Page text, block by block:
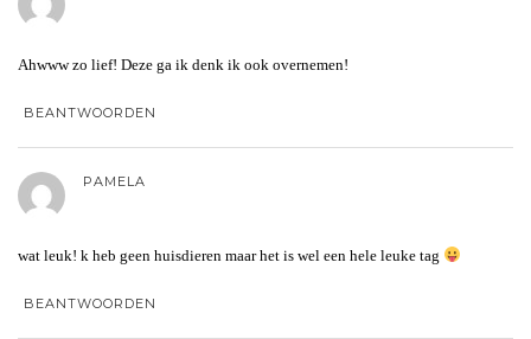
Ahwww zo lief! Deze ga ik denk ik ook overnemen!
BEANTWOORDEN
PAMELA
wat leuk! k heb geen huisdieren maar het is wel een hele leuke tag
BEANTWOORDEN